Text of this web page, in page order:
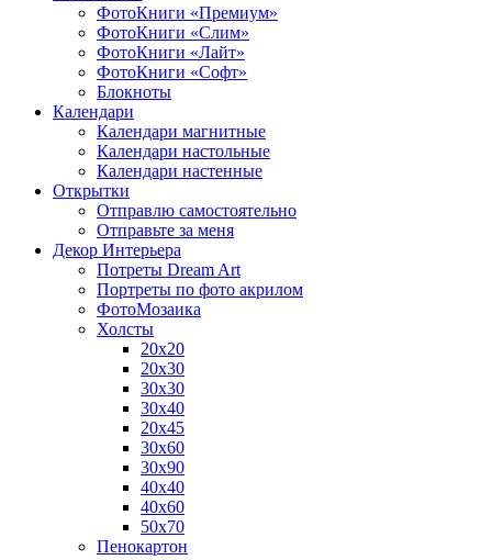
ФотоКниги «Премиум»
ФотоКниги «Слим»
ФотоКниги «Лайт»
ФотоКниги «Софт»
Блокноты
Календари
Календари магнитные
Календари настольные
Календари настенные
Открытки
Отправлю самостоятельно
Отправьте за меня
Декор Интерьера
Потреты Dream Art
Портреты по фото акрилом
ФотоМозаика
Холсты
20х20
20х30
30х30
30х40
20х45
30х60
30х90
40х40
40х60
50х70
Пенокартон